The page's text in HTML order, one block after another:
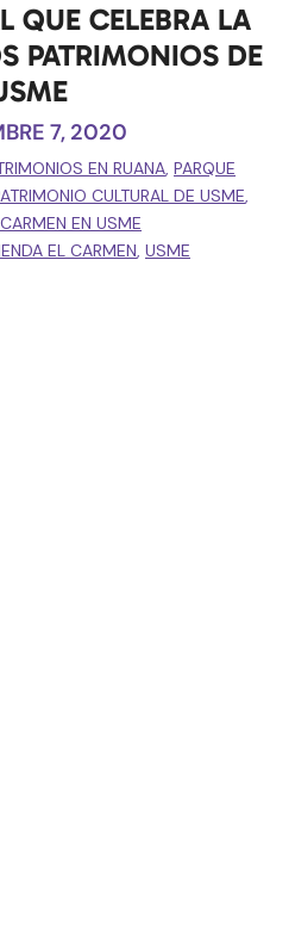
QUE CELEBRA LA
PATRIMONIOS DE
7, 2020
EN RUANA, PARQUE
CULTURAL DE USME,
EN USME
EL CARMEN, USME